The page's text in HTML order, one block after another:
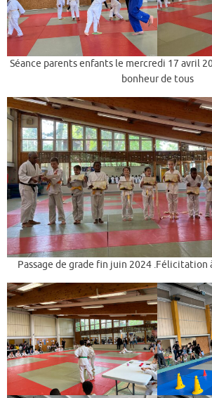
Séance parents enfants le mercredi 17 avril
bonheur de tous
Passage de grade fin juin 2024 .Félicitation